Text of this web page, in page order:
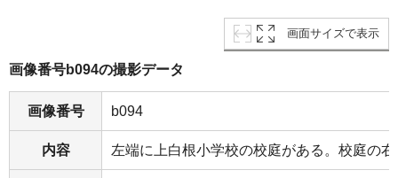
画面サイズで表示
画像番号b094の撮影データ
画像番号 b094
内容 左端に上白根小学校の校庭がある。校庭の